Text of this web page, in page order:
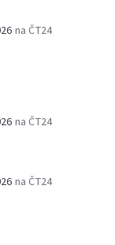
na ČT24
na ČT24
na ČT24